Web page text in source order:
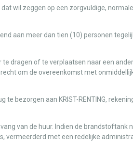
wil zeggen op een zorgvuldige,
aan meer dan tien (10) personen
dragen of te verplaatsen naar een
recht om de overeenkomst met
bezorgen aan KRIST-RENTING,
van de huur. Indien de brandstoftank
vermeerderd met een redelijke